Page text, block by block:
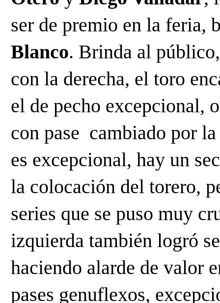
ser de premio en la feria,
Blanco. Brinda al
con la derecha, el toro
el de pecho excepcional,
con pase  cambiado por
es excepcional, hay un
la colocación del torero,
series que se puso muy
izquierda también logró
haciendo alarde de valor
pases genuflexos,